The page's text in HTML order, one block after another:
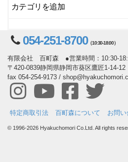
カテゴリを追加
054-251-8700（10:30-18:00）
有限会社 百町森 ●営業時間：10:30-
〒420-0839静岡県静岡市葵区鷹匠1-14-
fax 054-254-9173 /
特定商取引法 百町森について お問
© 1996-2026 Hyakuchomori Co.Ltd. All rights